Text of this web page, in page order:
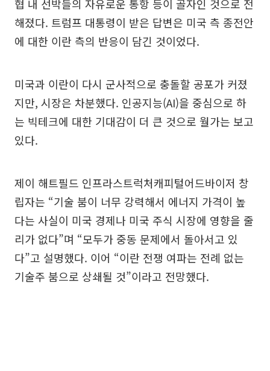
협 내 선박들의 자유로운 통항 등이 골자인 것으로 전
해졌다. 트럼프 대통령이 받은 답변은 미국 측 종전안
에 대한 이란 측의 반응이 담긴 것이었다.
미국과 이란이 다시 군사적으로 충돌할 공포가 커졌
지만, 시장은 차분했다. 인공지능(AI)을 중심으로 하
는 빅테크에 대한 기대감이 더 큰 것으로 월가는 보고
있다.
제이 해트필드 인프라스트럭처캐피털어드바이저 창
립자는 “기술 붐이 너무 강력해서 에너지 가격이 높
다는 사실이 미국 경제나 미국 주식 시장에 영향을 줄
리가 없다”며 “모두가 중동 문제에서 돌아서고 있
다”고 설명했다. 이어 “이란 전쟁 여파는 전례 없는
기술주 붐으로 상쇄될 것”이라고 전망했다.